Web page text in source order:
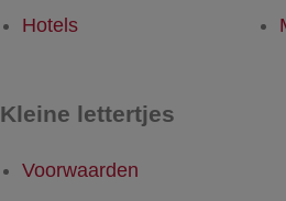
Hotels
Kleine lettertjes
Voorwaarden